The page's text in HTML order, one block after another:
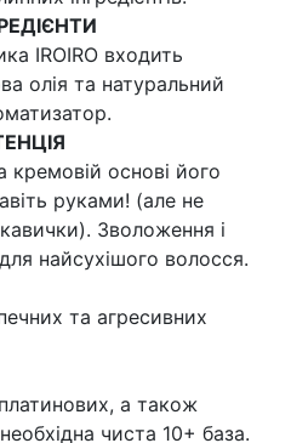
IROIRO входить
олія та натуральний
кремовій основі його
руками! (але не
Зволоження і
найсухішого волосся.
та агресивних
а також
необхідна чиста 10+ база.